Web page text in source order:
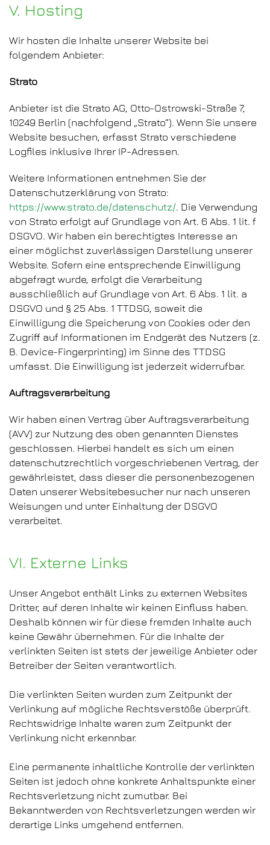
V. Hosting
Wir hosten die Inhalte unserer Website bei
folgendem Anbieter:
Strato
Anbieter ist die Strato AG, Otto-Ostrowski-Straße 7,
10249 Berlin (nachfolgend „Strato“). Wenn Sie unsere
Website besuchen, erfasst Strato verschiedene
Logfiles inklusive Ihrer IP-Adressen.
Weitere Informationen entnehmen Sie der
Datenschutzerklärung von Strato:
https://www.strato.de/datenschutz/. Die Verwendung
von Strato erfolgt auf Grundlage von Art. 6 Abs. 1 lit. f
DSGVO. Wir haben ein berechtigtes Interesse an
einer möglichst zuverlässigen Darstellung unserer
Website. Sofern eine entsprechende Einwilligung
abgefragt wurde, erfolgt die Verarbeitung
ausschließlich auf Grundlage von Art. 6 Abs. 1 lit. a
DSGVO und § 25 Abs. 1 TTDSG, soweit die
Einwilligung die Speicherung von Cookies oder den
Zugriff auf Informationen im Endgerät des Nutzers (z.
B. Device-Fingerprinting) im Sinne des TTDSG
umfasst. Die Einwilligung ist jederzeit widerrufbar.
Auftragsverarbeitung
Wir haben einen Vertrag über Auftragsverarbeitung
(AVV) zur Nutzung des oben genannten Dienstes
geschlossen. Hierbei handelt es sich um einen
datenschutzrechtlich vorgeschriebenen Vertrag, der
gewährleistet, dass dieser die personenbezogenen
Daten unserer Websitebesucher nur nach unseren
Weisungen und unter Einhaltung der DSGVO
verarbeitet.
VI. Externe Links
Unser Angebot enthält Links zu externen Websites
Dritter, auf deren Inhalte wir keinen Einfluss haben.
Deshalb können wir für diese fremden Inhalte auch
keine Gewähr übernehmen. Für die Inhalte der
verlinkten Seiten ist stets der jeweilige Anbieter oder
Betreiber der Seiten verantwortlich.
Die verlinkten Seiten wurden zum Zeitpunkt der
Verlinkung auf mögliche Rechtsverstöße überprüft.
Rechtswidrige Inhalte waren zum Zeitpunkt der
Verlinkung nicht erkennbar.
Eine permanente inhaltliche Kontrolle der verlinkten
Seiten ist jedoch ohne konkrete Anhaltspunkte einer
Rechtsverletzung nicht zumutbar. Bei
Bekanntwerden von Rechtsverletzungen werden wir
derartige Links umgehend entfernen.